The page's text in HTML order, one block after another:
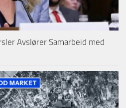
Avslører Samarbeid med